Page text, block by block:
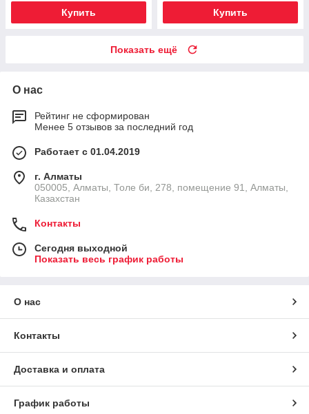
Купить Купить
Показать ещё
О нас
Рейтинг не сформирован
Менее 5 отзывов за последний год
Работает с 01.04.2019
г. Алматы
050005, Алматы, Толе би, 278, помещение 91, Алматы,
Казахстан
Контакты
Сегодня выходной
Показать весь график работы
О нас
Контакты
Доставка и оплата
График работы